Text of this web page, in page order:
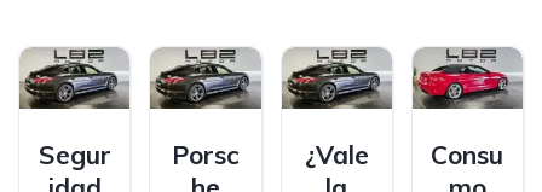
Segur
Porsc
¿Vale
Consu